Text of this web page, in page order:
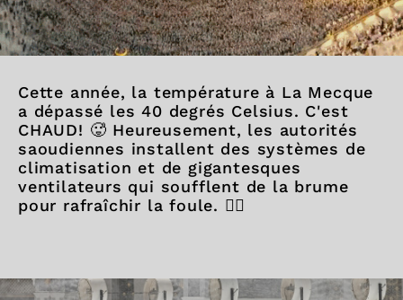
Cette année, la température à La Mecque
a dépassé les 40 degrés Celsius. C'est
CHAUD! 🥵 Heureusement, les autorités
saoudiennes installent des systèmes de
climatisation et de gigantesques
ventilateurs qui soufflent de la brume
pour rafraîchir la foule. 😮‍💨